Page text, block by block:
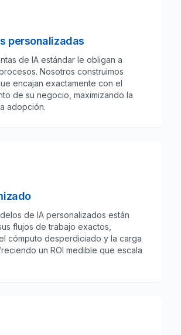
personalizadas
de IA estándar le obligan a
Nosotros construimos
encajan exactamente con el
de su negocio, maximizando la
adopción.
de IA personalizados están
flujos de trabajo exactos,
cómputo desperdiciado y la carga
un ROI medible que escala